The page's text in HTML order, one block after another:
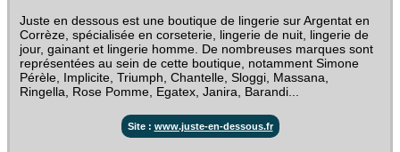
Juste en dessous est une boutique de lingerie sur Argentat en
Corrèze, spécialisée en corseterie, lingerie de nuit, lingerie de
jour, gainant et lingerie homme. De nombreuses marques sont
représentées au sein de cette boutique, notamment Simone
Pérèle, Implicite, Triumph, Chantelle, Sloggi, Massana,
Ringella, Rose Pomme, Egatex, Janira, Barandi...
Site : www.juste-en-dessous.fr